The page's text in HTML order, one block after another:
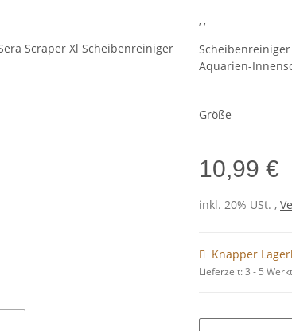
, ,
Aquarien-
Größe
10,99 €
inkl. 20% USt. ,
Knapper
Lieferzeit:3 - 5